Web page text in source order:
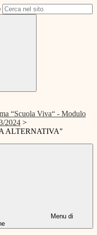
“Scuola Viva“ - Modulo
2024 >
ALTERNATIVA"
Menu di